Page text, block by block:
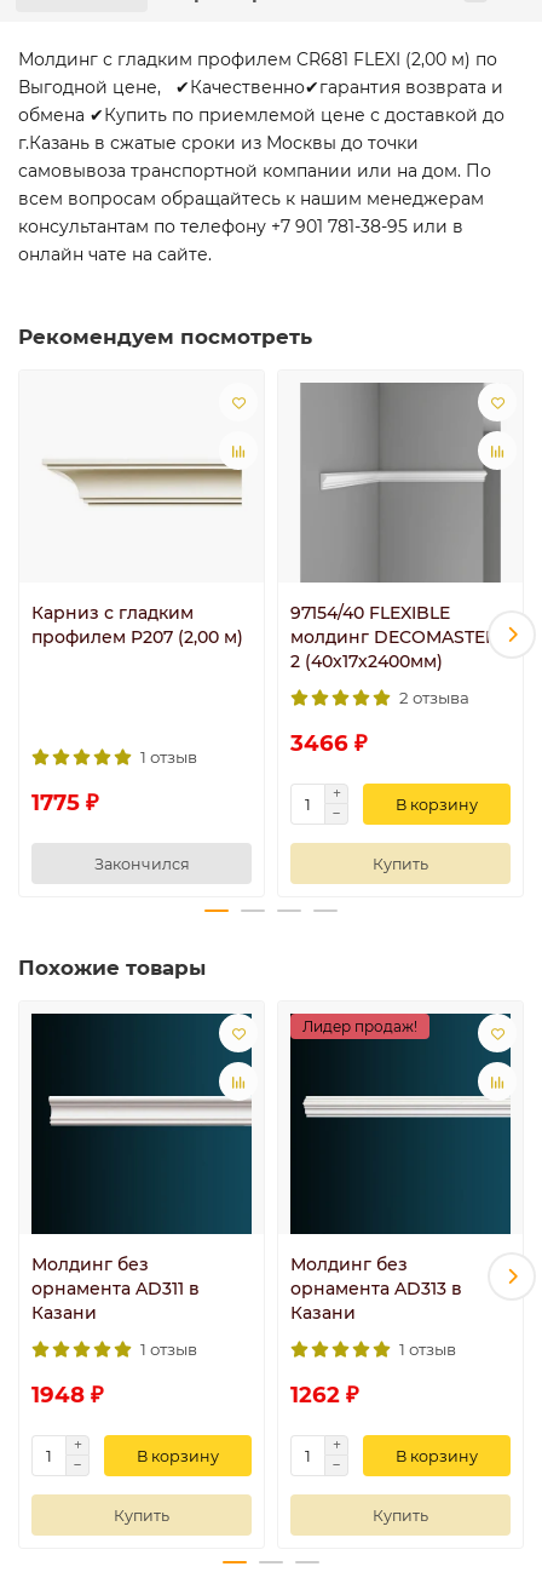
Молдинг с гладким профилем CR681 FLEXI (2,00 м) по
Выгодной цене, ✔Качественно✔гарантия возврата и
обмена ✔Купить по приемлемой цене с доставкой до
г.Казань в сжатые сроки из Москвы до точки
самовывоза транспортной компании или на дом. По
всем вопросам обращайтесь к нашим менеджерам
консультантам по телефону +7 901 781-38-95 или в
онлайн чате на сайте.
Рекомендуем посмотреть
Карниз с гладким
профилем P207 (2,00 м)
1 отзыв
1775 ₽
Закончился
97154/40 FLEXIBLE
молдинг DECOMASTER-
2 (40х17х2400мм)
2 отзыва
3466 ₽
В корзину
Купить
Похожие товары
Молдинг без
орнамента AD311 в
Казани
1 отзыв
1948 ₽
В корзину
Купить
Лидер продаж!
Молдинг без
орнамента AD313 в
Казани
1 отзыв
1262 ₽
В корзину
Купить